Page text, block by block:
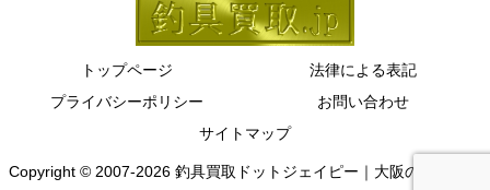
トップページ
法律による表記
プライバシーポリシー
お問い合わせ
サイトマップ
Copyright © 2007-2026 釣具買取ドットジェイピー｜大阪の釣具買取